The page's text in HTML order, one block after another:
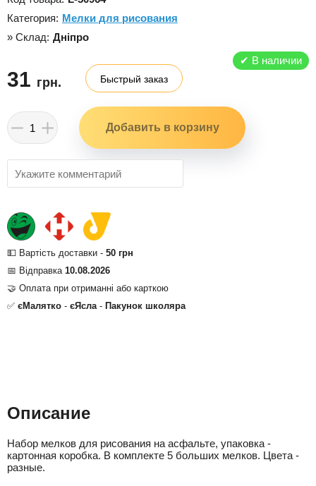
Категория: Мелки для рисования
» Склад: Дніпро
✔ В наличии
31 грн. Быстрый заказ
💵 Вартість доставки - 50 грн
📅 Відправка 10.08.2026
🤝 Оплата при отриманні або карткою
✅ єМалятко - єЯсла- Пакунок школяра
Описание
Набор мелков для рисования на асфальте, упаковка -
картонная коробка. В комплекте 5 больших мелков. Цвета -
разные.